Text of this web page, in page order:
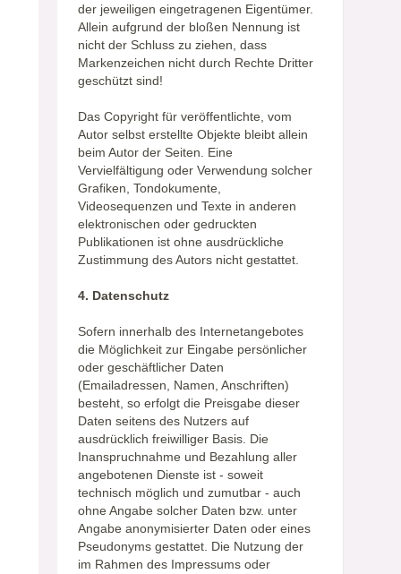
der jeweiligen eingetragenen Eigentümer.
Allein aufgrund der bloßen Nennung ist
nicht der Schluss zu ziehen, dass
Markenzeichen nicht durch Rechte Dritter
geschützt sind!
Das Copyright für veröffentlichte, vom
Autor selbst erstellte Objekte bleibt allein
beim Autor der Seiten. Eine
Vervielfältigung oder Verwendung solcher
Grafiken, Tondokumente,
Videosequenzen und Texte in anderen
elektronischen oder gedruckten
Publikationen ist ohne ausdrückliche
Zustimmung des Autors nicht gestattet.
4. Datenschutz
Sofern innerhalb des Internetangebotes
die Möglichkeit zur Eingabe persönlicher
oder geschäftlicher Daten
(Emailadressen, Namen, Anschriften)
besteht, so erfolgt die Preisgabe dieser
Daten seitens des Nutzers auf
ausdrücklich freiwilliger Basis. Die
Inanspruchnahme und Bezahlung aller
angebotenen Dienste ist - soweit
technisch möglich und zumutbar - auch
ohne Angabe solcher Daten bzw. unter
Angabe anonymisierter Daten oder eines
Pseudonyms gestattet. Die Nutzung der
im Rahmen des Impressums oder